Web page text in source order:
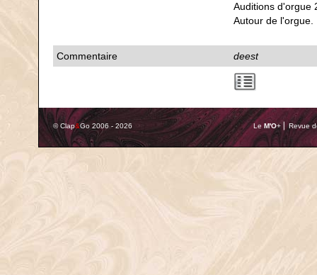
Auditions d'orgue
Autour de l'orgue.
Commentaire deest
© Clap&Go 2006 - 2026 Le M'O+ ⎢ Revue